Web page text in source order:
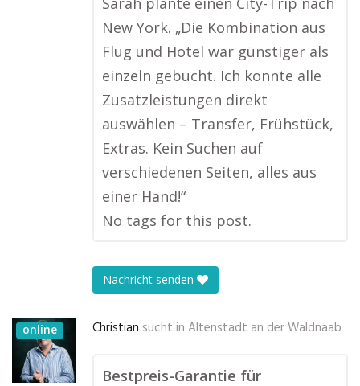
New York. „Die Kombination aus
Flug und Hotel war günstiger als
einzeln gebucht. Ich konnte alle
Zusatzleistungen direkt
auswählen – Transfer, Frühstück,
Extras. Kein Suchen auf
verschiedenen Seiten, alles aus
einer Hand!“
No tags for this post.
Nachricht senden
online Christian sucht in Altenstadt an der Waldnaab
Bestpreis-Garantie für